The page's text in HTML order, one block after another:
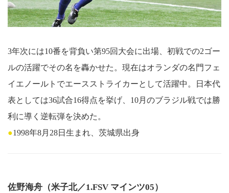
3年次には10番を背負い第95回大会に出場、初戦での2ゴー
ルの活躍でその名を轟かせた。現在はオランダの名門フェ
イエノールトでエースストライカーとして活躍中。日本代
表としては36試合16得点を挙げ、10月のブラジル戦では勝
利に導く逆転弾を決めた。
●1998年8月28日生まれ、茨城県出身
佐野海舟（米子北／1.FSV マインツ05）